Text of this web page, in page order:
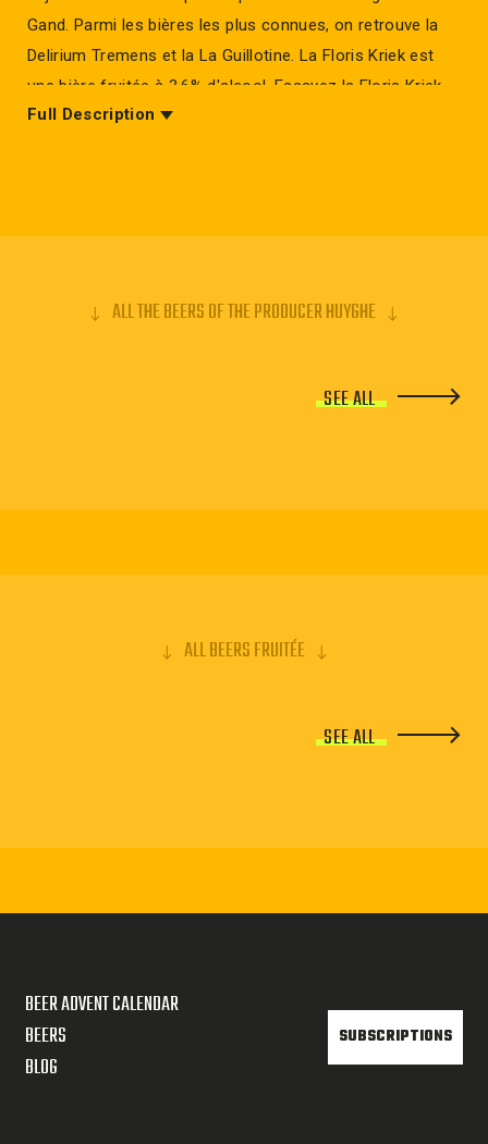
Gand. Parmi les bières les plus connues, on retrouve la
Delirium Tremens et la La Guillotine. La Floris Kriek est
une bière fruitée à 3.6% d'alcool. Essayez la Floris Kriek
pour une expérience unique. Une alternative moins
Full Description
ALL THE BEERS OF THE PRODUCER HUYGHE
SEE ALL
ALL BEERS FRUITÉE
SEE ALL
BEER ADVENT CALENDAR
BEERS
BLOG
SUBSCRIPTIONS